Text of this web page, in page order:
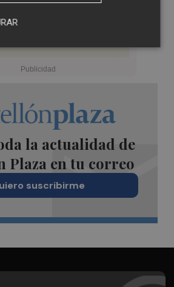
la actualidad de
Plaza en tu correo
suscribirme